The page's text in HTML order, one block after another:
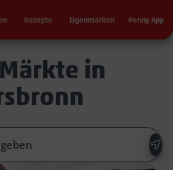
Rezepte Eigenmarken Penny App
in